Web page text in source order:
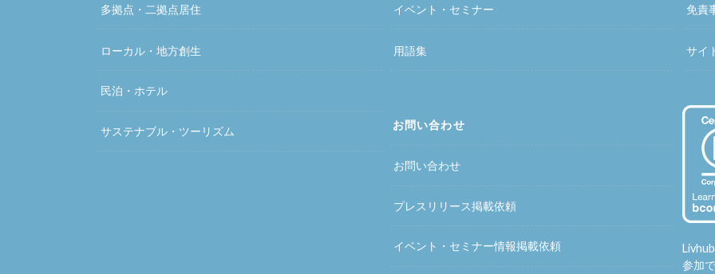
多拠点・二拠点居住
ローカル・地方創生
民泊・ホテル
サステナブル・ツーリズム
イベント・セミナー
用語集
お問い合わせ
お問い合わせ
プレスリリース掲載依頼
イベント・セミナー情報掲載依頼
免責
サイ
参加